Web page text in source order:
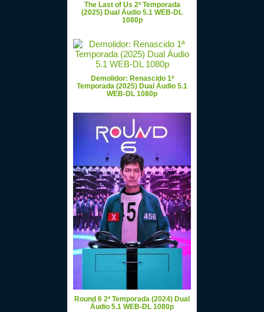
The Last of Us 2ª Temporada
(2025) Dual Áudio 5.1 WEB-DL
1080p
Demolidor: Renascido 1ª
Temporada (2025) Dual Áudio 5.1
WEB-DL 1080p
Round 6 2ª Temporada (2024) Dual
Áudio 5.1 WEB-DL 1080p